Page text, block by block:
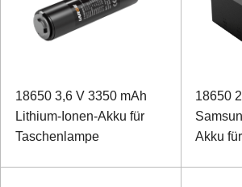
18650 3,6 V 3350 mAh
Lithium-Ionen-Akku für
Taschenlampe
18650
Akku